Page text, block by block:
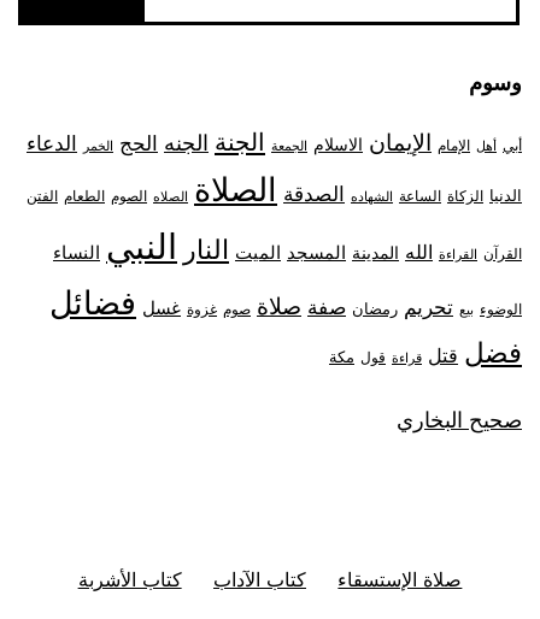
وسوم
أبي أهل الإمام الإيمان الاسلام الجمعة الجنة الجنه الحج الخمر الدعاء
الدنيا الزكاة الساعة الشهاده الصدقة الصلاة الصلاه الصوم الطعام الفتن
القرآن القراءة الله المدينة المسجد الميت النار النبي النساء
الوضوء بيع تحريم رمضان صفة صلاة صوم غزوة غسل فضائل
فضل قتل قراءة قول مكة
صحيح البخاري
صلاة الإستسقاء كتاب الآداب كتاب الأشربة